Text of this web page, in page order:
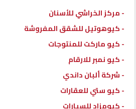
- مركز الخراشي للأسنان
- كيوهوتيل للشقق المفروشة
- كيو ماركت للمنتوجات
- كيو نمبر للارقام
- شركة ألبان داندي
- كيو ستي للعقارات
- كيومزاد للسيارات